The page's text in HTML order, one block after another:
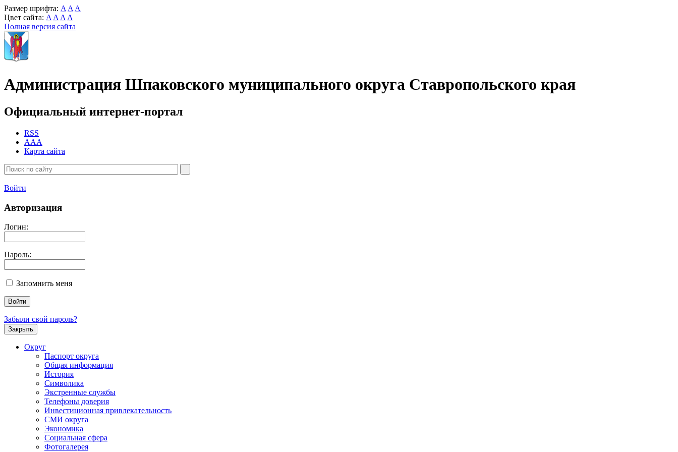
Размер шрифта: A A A
Цвет сайта: A A A A
Полная версия сайта
Администрация Шпаковского муниципального округа Ставропольского края
Официальный интернет-портал
RSS
AAA
Карта сайта
Войти
Авторизация
Логин:
Пароль:
Запомнить меня
Забыли свой пароль?
Закрыть
Округ
Паспорт округа
Общая информация
История
Символика
Экстренные службы
Телефоны доверия
Инвестиционная привлекательность
СМИ округа
Экономика
Социальная сфера
Фотогалерея